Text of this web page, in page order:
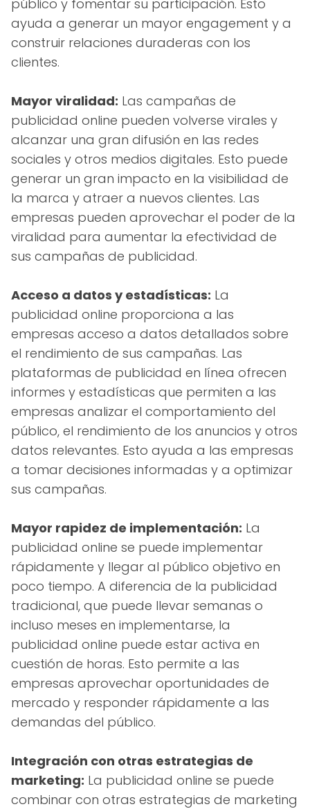
público y fomentar su participación. Esto
ayuda a generar un mayor engagement y a
construir relaciones duraderas con los
clientes.
Mayor viralidad: Las campañas de
publicidad online pueden volverse virales y
alcanzar una gran difusión en las redes
sociales y otros medios digitales. Esto puede
generar un gran impacto en la visibilidad de
la marca y atraer a nuevos clientes. Las
empresas pueden aprovechar el poder de la
viralidad para aumentar la efectividad de
sus campañas de publicidad.
Acceso a datos y estadísticas: La
publicidad online proporciona a las
empresas acceso a datos detallados sobre
el rendimiento de sus campañas. Las
plataformas de publicidad en línea ofrecen
informes y estadísticas que permiten a las
empresas analizar el comportamiento del
público, el rendimiento de los anuncios y otros
datos relevantes. Esto ayuda a las empresas
a tomar decisiones informadas y a optimizar
sus campañas.
Mayor rapidez de implementación: La
publicidad online se puede implementar
rápidamente y llegar al público objetivo en
poco tiempo. A diferencia de la publicidad
tradicional, que puede llevar semanas o
incluso meses en implementarse, la
publicidad online puede estar activa en
cuestión de horas. Esto permite a las
empresas aprovechar oportunidades de
mercado y responder rápidamente a las
demandas del público.
Integración con otras estrategias de
marketing: La publicidad online se puede
combinar con otras estrategias de marketing